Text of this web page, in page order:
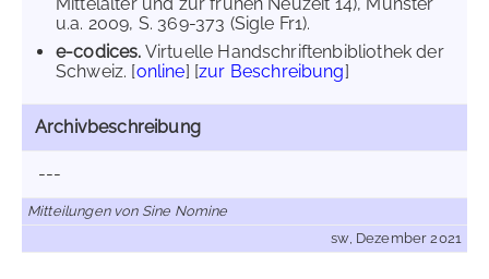
u.a. 2009, S. 369-373 (Sigle Fr1).
e-codices. Virtuelle Handschriftenbibliothek der
Schweiz. [online] [zur Beschreibung]
Archivbeschreibung
---
Mitteilungen von Sine Nomine
sw, Dezember 2021